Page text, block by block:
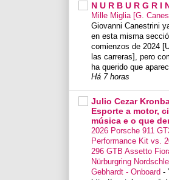
N U R B U R G R I
Mille Miglia [G.
Giovanni Canestrini
en esta misma
comienzos de 2024
las carreras], pero
ha querido que
Há 7 horas
Julio Cezar
Esporte a motor,
música e o que
2026 Porsche 911
Performance Kit vs.
296 GTB Assetto
Nürburgring
Gebhardt - Onboard -